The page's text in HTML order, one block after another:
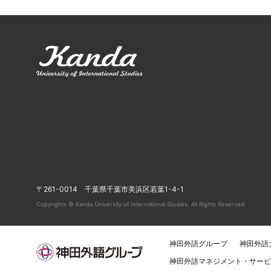
〒261-0014 千葉県千葉市美浜区若葉1-4-1
Copyrights © Kanda University of International Studies, All Rights Reserved.
神田外語グループ
神田外語
神田外語マネジメント・サー